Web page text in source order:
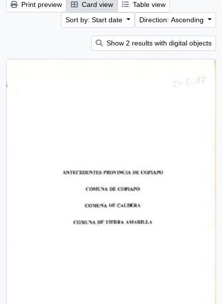
Print preview Card view
Table view
Sort by: Start date
Direction: Ascending
Show 2 results with digital objects